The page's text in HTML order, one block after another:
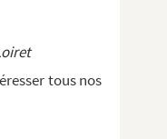
tous nos